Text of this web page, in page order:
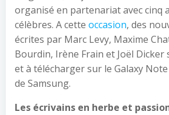
organisé en partenariat avec cinq
célèbres. A cette occasion, des
écrites par Marc Levy, Maxime
Bourdin, Irène Frain et Joël
et à télécharger sur le Galaxy
de Samsung.
Les écrivains en herbe et